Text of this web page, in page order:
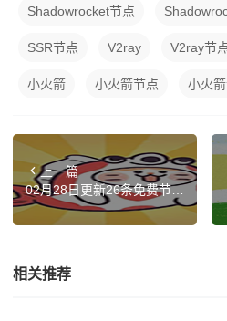
Shadowrocket节点
SSR节点 V2ray V2ray节
小火箭 小火箭节点 小火
上一篇
02月28日更新26条免费节
点,覆盖台湾|法国|越南|加拿
大|比利时 SSR|V2ray|Clash
相关推荐